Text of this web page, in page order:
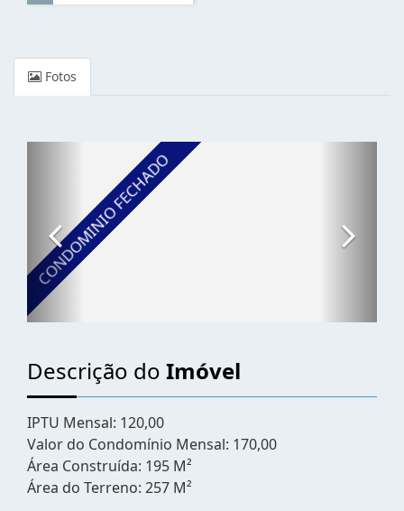
Fotos
Descrição do Imóvel
IPTU Mensal: 120,00
Valor do Condomínio Mensal: 170,00
Área Construída: 195 M²
Área do Terreno: 257 M²